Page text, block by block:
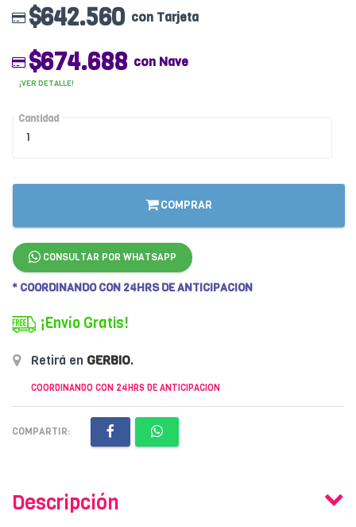
$642.560 con Tarjeta
$674.688 con Nave
¡VER DETALLE!
Cantidad
COMPRAR
CONSULTAR POR WHATSAPP
* COORDINANDO CON 24HRS DE ANTICIPACION
¡Envío Gratis!
Retirá en GERBIO.
COORDINANDO CON 24HRS DE ANTICIPACION
COMPARTIR:
Descripción